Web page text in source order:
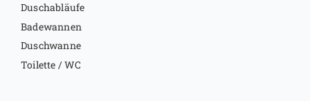
Duschabläufe
Badewannen
Duschwanne
Toilette / WC